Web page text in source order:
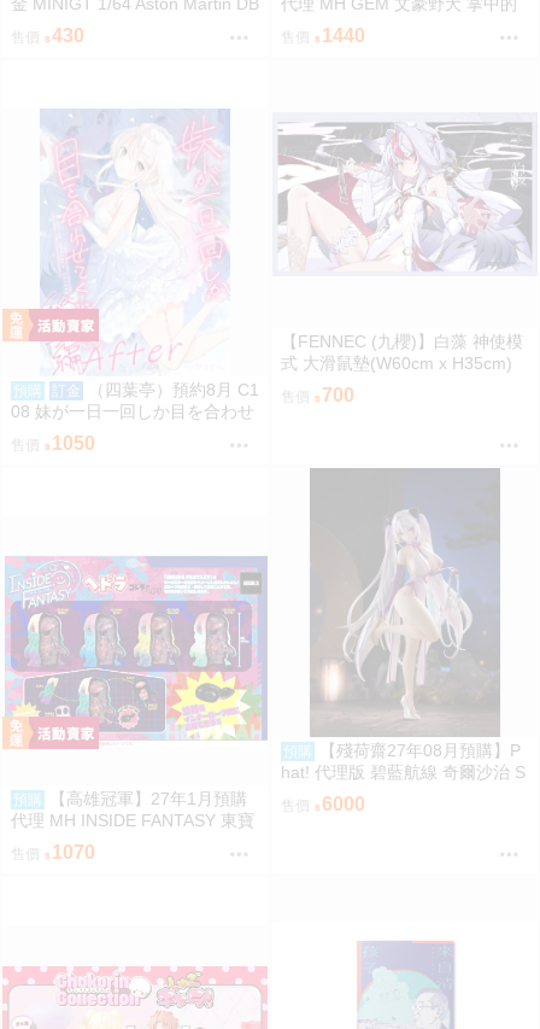
S 2008 銀2008 左駕 39671 080
430
太宰 太宰治 免訂金0813
1440
預購 訂金
（四葉亭）預約8月 C1
08 妹が一日一回しか目を合わせ
てくれない。After総集編 はまけ
ん。
售價 1050
【FENNEC (九櫻)】白藻 神使模
式 大滑鼠墊(W60cm x H35cm)
【FF47場前預購】{宅即門}
售價 700
預購
【高雄冠軍】27年1月預購
代理 MH INSIDE FANTASY 東寶
怪獸 哥吉拉對黑多拉 黑多拉 中
盒4入0813
1070
預購
【殘荷齋27年08月預購】P
hat! 代理版 碧藍航線 奇爾沙治 S
pringtime Data 1/6 PVC完成品 0
923
6000